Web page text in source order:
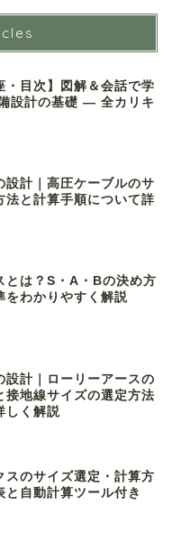
・目次】図解＆会話で学
設計の基礎 ― 全カリキ
設計｜高圧ケーブルのサ
法と計算手順について詳
とは？S・A・Bの決め方
をわかりやすく解説
設計｜ローリーアースの
接地線サイズの選定方法
しく解説
スのサイズ選定・計算方
と自動計算ツール付き